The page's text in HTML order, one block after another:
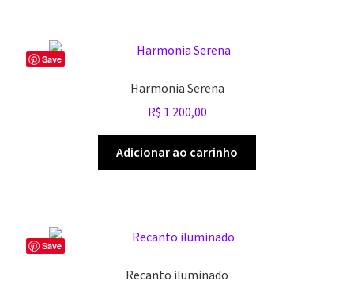
Save
Harmonia Serena
R$ 1.200,00
Adicionar ao carrinho
Save
Recanto iluminado